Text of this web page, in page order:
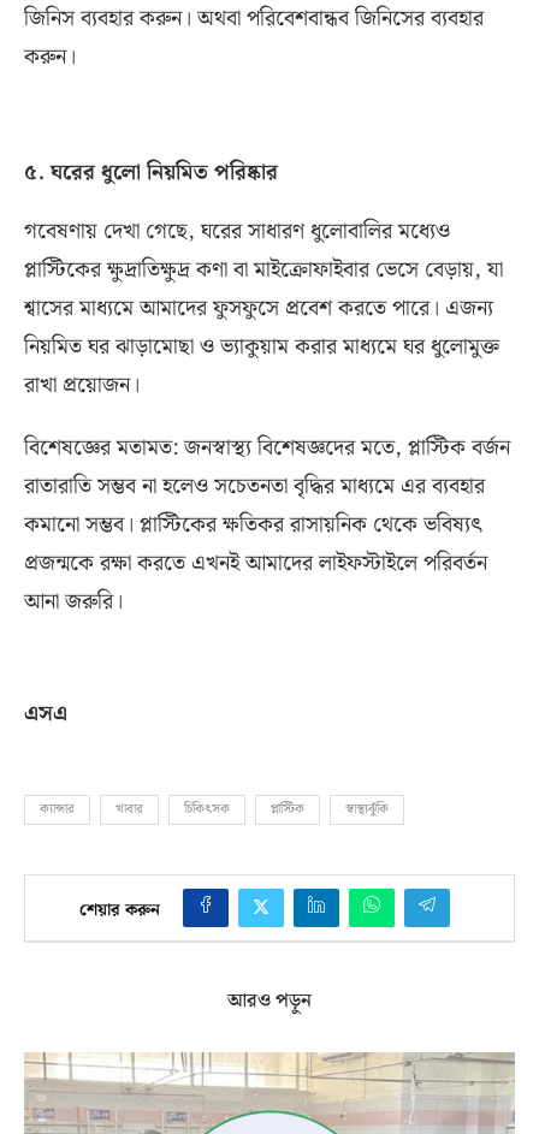
জিনিস ব্যবহার করুন। অথবা পরিবেশবান্ধব জিনিসের ব্যবহার
করুন।
৫.ঘরের ধুলো নিয়মিত পরিষ্কার
গবেষণায় দেখা গেছে,ঘরের সাধারণ ধুলোবালির মধ্যেও
প্লাস্টিকের ক্ষুদ্রাতিক্ষুদ্র কণা বা মাইক্রোফাইবার ভেসে বেড়ায়,যা
শ্বাসের মাধ্যমে আমাদের ফুসফুসে প্রবেশ করতে পারে। এজন্য
নিয়মিত ঘর ঝাড়ামোছা ও ভ্যাকুয়াম করার মাধ্যমে ঘর ধুলোমুক্ত
রাখা প্রয়োজন।
বিশেষজ্ঞের মতামত:জনস্বাস্থ্য বিশেষজ্ঞদের মতে, প্লাস্টিক বর্জন
রাতারাতি সম্ভব না হলেও সচেতনতা বৃদ্ধির মাধ্যমে এর ব্যবহার
কমানো সম্ভব। প্লাস্টিকের ক্ষতিকর রাসায়নিক থেকে ভবিষ্যৎ
প্রজন্মকে রক্ষা করতে এখনই আমাদের লাইফস্টাইলে পরিবর্তন
আনা জরুরি।
এসএ
ক্যান্সার খাবার চিকিৎসক প্লাস্টিক স্বাস্থ্যঝুঁকি
শেয়ার করুন
আরও পড়ুন